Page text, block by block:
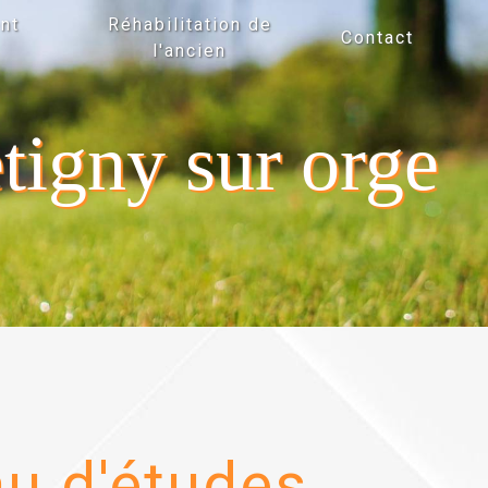
Réhabilitation de
l'ancien
Contact
sur orge